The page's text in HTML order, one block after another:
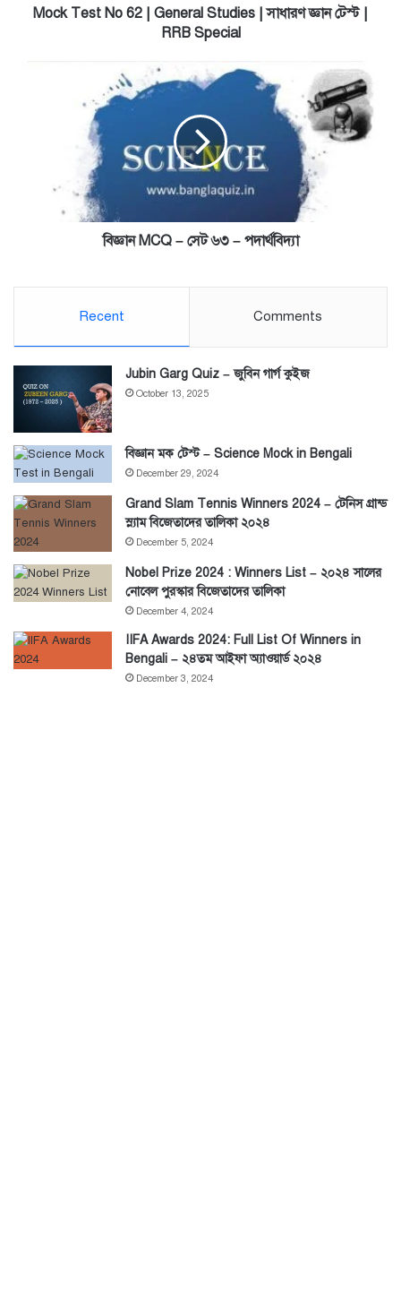
Mock Test No 62 | General Studies | সাধারণ জ্ঞান টেস্ট |
RRB Special
বিজ্ঞান MCQ – সেট ৬৩ – পদার্থবিদ্যা
Recent Comments
Jubin Garg Quiz – জুবিন গার্গ কুইজ
October 13, 2025
বিজ্ঞান মক টেস্ট – Science Mock in Bengali
December 29, 2024
Grand Slam Tennis Winners 2024 – টেনিস গ্রান্ড
স্ল্যাম বিজেতাদের তালিকা ২০২৪
December 5, 2024
Nobel Prize 2024 : Winners List – ২০২৪ সালের
নোবেল পুরস্কার বিজেতাদের তালিকা
December 4, 2024
IIFA Awards 2024: Full List Of Winners in
Bengali – ২৪তম আইফা অ্যাওয়ার্ড ২০২৪
December 3, 2024